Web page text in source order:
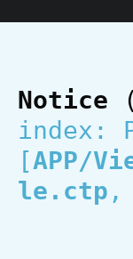
Notice
index:
[APP/
le.ctp ,